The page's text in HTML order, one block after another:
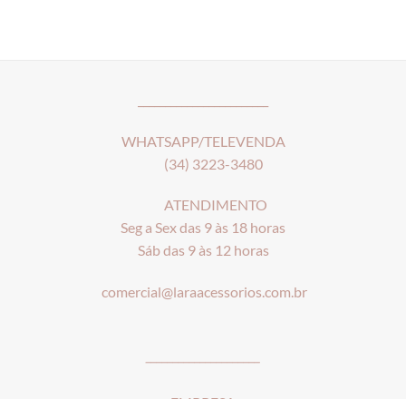
WHATSAPP/TELEVENDA
(34) 3223-3480
ATENDIMENTO
Seg a Sex das 9 às 18 horas
Sáb das 9 às 12 horas
comercial@laraacessorios.com.br